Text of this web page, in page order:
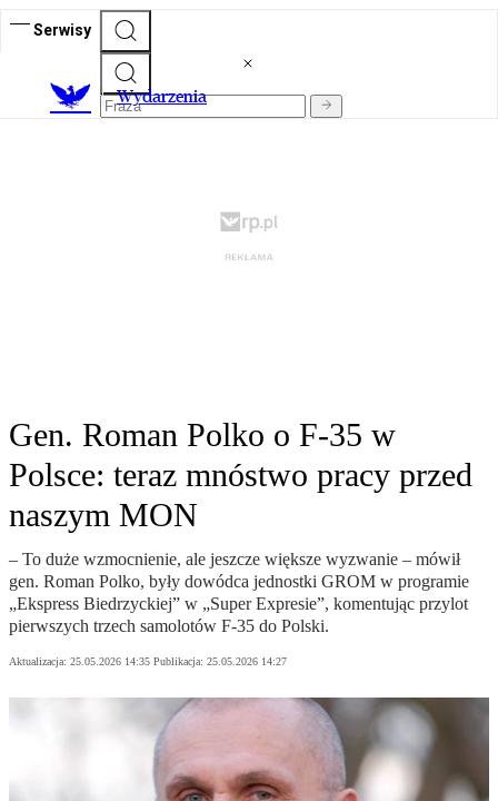
Serwisy
Wydarzenia
Gen. Roman Polko o F-35 w
Polsce: teraz mnóstwo pracy przed
naszym MON
– To duże wzmocnienie, ale jeszcze większe wyzwanie – mówił
gen. Roman Polko, były dowódca jednostki GROM w programie
„Ekspress Biedrzyckiej” w „Super Expresie”, komentując przylot
pierwszych trzech samolotów F-35 do Polski.
Aktualizacja: 25.05.2026 14:35 Publikacja: 25.05.2026 14:27